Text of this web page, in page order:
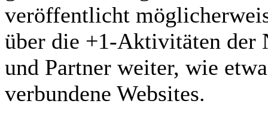
veröffentlicht
über die +1-Aktivitäten der
und Partner weiter, wie
verbundene Websites.